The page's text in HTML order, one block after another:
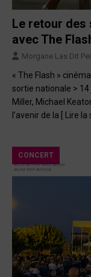
Le retour des
avec The
Morgane Las Dit
« The Flash »
sortie nationale > 14
Miller, Michael
l’avenir de la
[ Lire la
CONCERT